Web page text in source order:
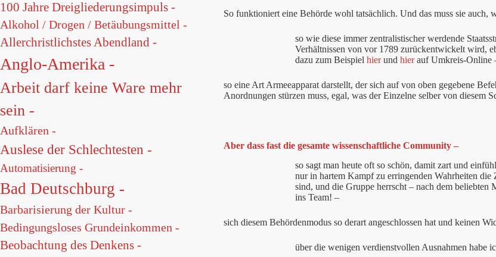
So funktioniert eine Behörde wohl tatsächlich. Und das muss sie auch,
so wie diese immer zentralistischer werdende
Verhältnissen von vor 1789 zurückentwickelt wird,
dazu zum Beispiel hierund hierauf Umkreis-Online
so eine Art Armeeapparat darstellt, der sich auf von oben gegebene
Anordnungen stürzen muss, egal, was der Einzelne selber von diesem
Aber dass fast die gesamte wissenschaftliche Community –
so sagt man heute oft so schön, damit zart und
nur in hartem Kampf zu erringenden Wahrheiten
sind, und die Gruppe herrscht – nach dem
ins Team! –
sich diesem Behördenmodus so derart angeschlossen hat und keinen
über die wenigen verdienstvollen Ausnahmen habe
100 Jahre Dreigliederungsimpuls -
Alkohol / Drogen / Betäubungsmittel -
Allerchristlichstes Abendland -
Anglo-Amerika -
Arbeit darf keine Ware mehr
sein -
Aufklären -
Auslese der Schlechtesten -
Automatisierung -
Bad Deutschburg -
Barbarisierung der Kultur -
Bedingungsloses Grundeinkommen -
Beobachtung des Denkens -